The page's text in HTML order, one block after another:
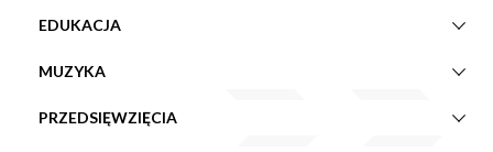
EDUKACJA
MUZYKA
PRZEDSIĘWZIĘCIA